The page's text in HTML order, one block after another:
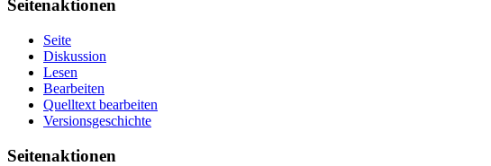
Seitenaktionen
Seite
Diskussion
Lesen
Bearbeiten
Quelltext bearbeiten
Versionsgeschichte
Seitenaktionen